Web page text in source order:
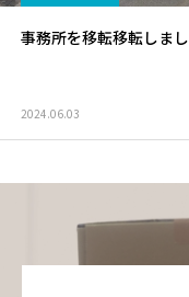
事務所を移転移転しまし
2024.06.03